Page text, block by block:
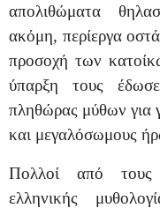
απολιθώματα
ακόμη, περίεργα
προσοχή των
ύπαρξη τους
πληθώρας μύθων για
και μεγαλόσωμους
Πολλοί από τους
ελληνικής